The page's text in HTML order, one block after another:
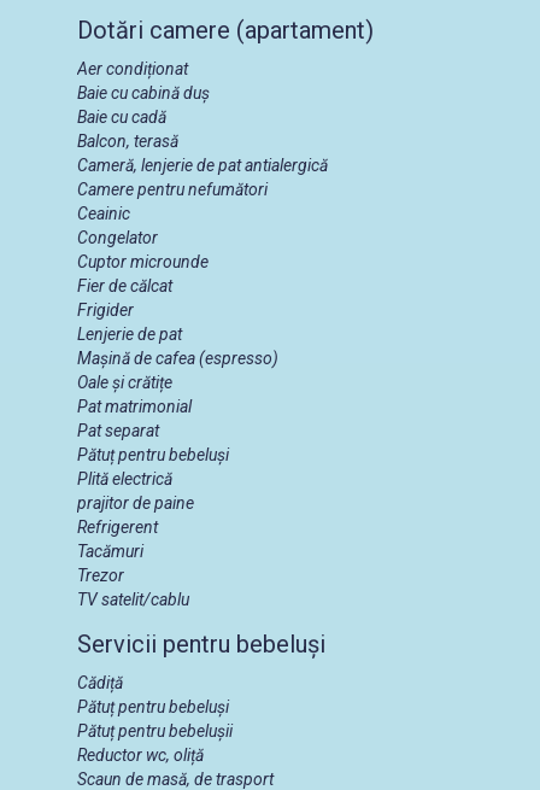
Dotări camere (apartament)
Aer condiționat
Baie cu cabină duș
Baie cu cadă
Balcon, terasă
Cameră, lenjerie de pat antialergică
Camere pentru nefumători
Ceainic
Congelator
Cuptor microunde
Fier de călcat
Frigider
Lenjerie de pat
Mașină de cafea (espresso)
Oale și crătițe
Pat matrimonial
Pat separat
Pătuț pentru bebeluși
Plită electrică
prajitor de paine
Refrigerent
Tacămuri
Trezor
TV satelit/cablu
Servicii pentru bebeluși
Cădiță
Pătuț pentru bebeluși
Pătuț pentru bebelușii
Reductor wc, oliță
Scaun de masă, de trasport